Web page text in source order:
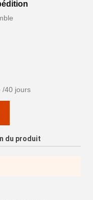
/40 jours
du produit